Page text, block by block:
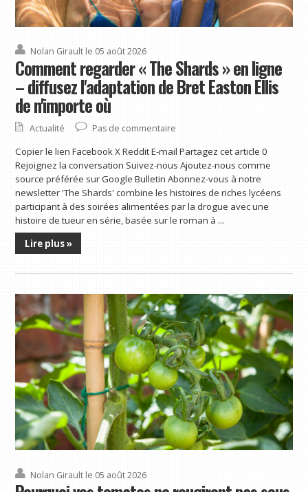
Nolan Girault le 05 août 2026
Comment regarder « The Shards » en ligne
– diffusez l'adaptation de Bret Easton Ellis
de n'importe où
Actualité Pas de commentaire
Copier le lien Facebook X Reddit E-mail Partagez cet article 0
Rejoignez la conversation Suivez-nous Ajoutez-nous comme
source préférée sur Google Bulletin Abonnez-vous à notre
newsletter 'The Shards' combine les histoires de riches lycéens
participant à des soirées alimentées par la drogue avec une
histoire de tueur en série, basée sur le roman à ...
Lire plus »
Nolan Girault le 05 août 2026